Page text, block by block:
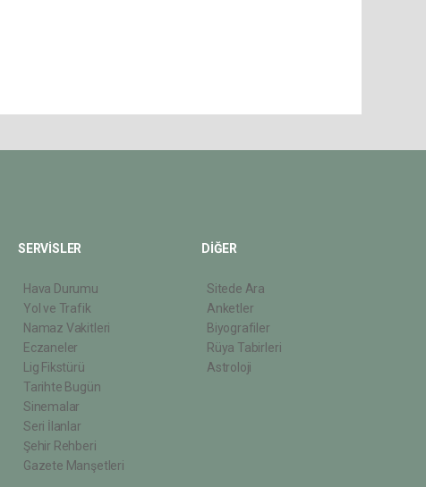
SERVİSLER
Hava Durumu
Yol ve Trafik
Namaz Vakitleri
Eczaneler
Lig Fikstürü
Tarihte Bugün
Sinemalar
Seri İlanlar
Şehir Rehberi
Gazete Manşetleri
DİĞER
Sitede Ara
Anketler
Biyografiler
Rüya Tabirleri
Astroloji